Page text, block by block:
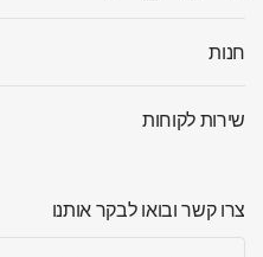
חנות
שירות לקוחות
צרו קשר ובואו לבקר אותנו